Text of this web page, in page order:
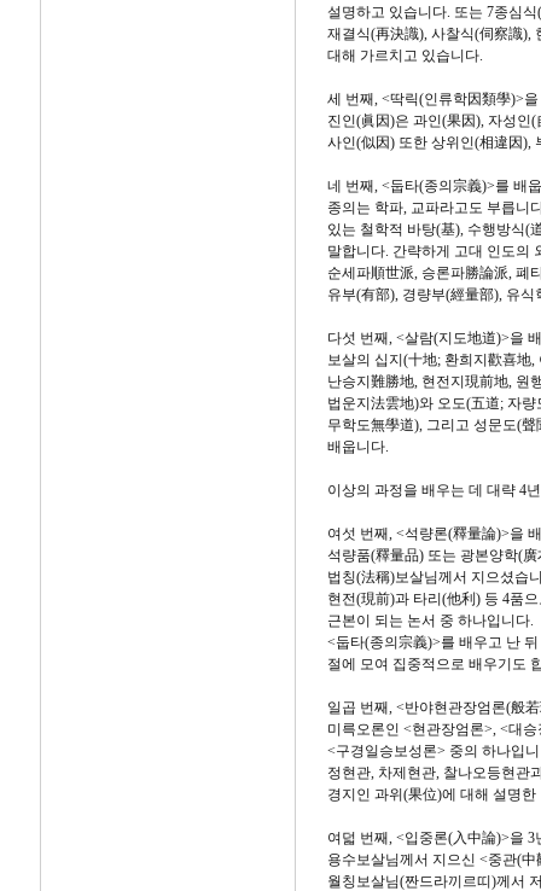
설명하고 있습니다. 또는 7종심
재결식(再決識), 사찰식(伺察識),
대해 가르치고 있습니다.
세 번째, <딱릭(인류학因類學)>
진인(眞因)은 과인(果因), 자성인
사인(似因) 또한 상위인(相違因),
네 번째, <둡타(종의宗義)>를 배
종의는 학파, 교파라고도 부릅니
있는 철학적 바탕(基), 수행방식(
말합니다. 간략하게 고대 인도의
순세파順世派, 승론파勝論派, 폐
유부(有部), 경량부(經量部), 유
다섯 번째, <살람(지도地道)>을
보살의 십지(十地; 환희지歡喜地
난승지難勝地, 현전지現前地, 원
법운지法雲地)와 오도(五道; 자
무학도無學道), 그리고 성문도(
배웁니다.
이상의 과정을 배우는 데 대략 4
여섯 번째, <석량론(釋量論)>을
석량품(釋量品) 또는 광본양학(
법칭(法稱)보살님께서 지으셨습
현전(現前)과 타리(他利) 등 4품
근본이 되는 논서 중 하나입니다.
<둡타(종의宗義)>를 배우고 난
절에 모여 집중적으로 배우기도
일곱 번째, <반야현관장엄론(般
미륵오론인 <현관장엄론>, <대
<구경일승보성론> 중의 하나입
정현관, 차제현관, 찰나오등현관
경지인 과위(果位)에 대해 설명
여덟 번째, <입중론(入中論)>을 3
용수보살님께서 지으신 <중관(
월칭보살님(짠드라끼르띠)께서